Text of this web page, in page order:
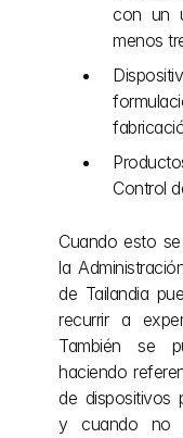
con un
menos
Control
Cuando esto
la
de Tailandia
recurrir a
También se
haciendo
de dispositivos
y cuando no